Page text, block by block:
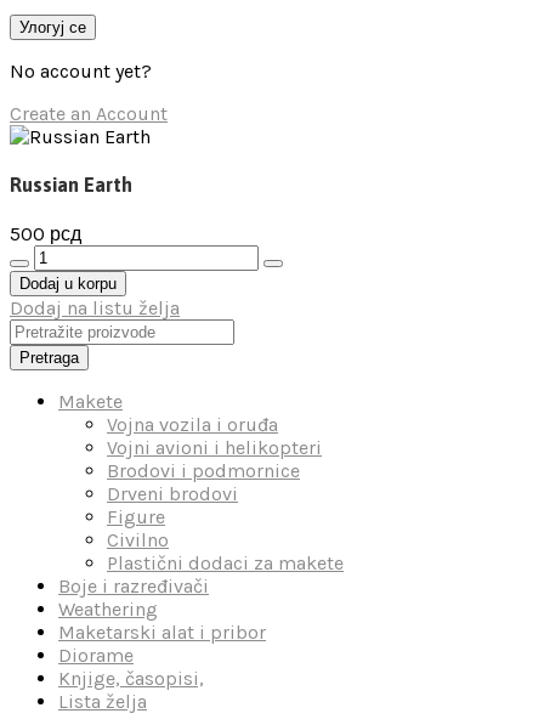
Улогуј се
No account yet?
Create an Account
Russian Earth
500 рсд
Russian
Earth
количина
Dodaj u korpu
Dodaj na listu želja
Pretraga
Makete
Vojna vozila i oruđa
Vojni avioni i helikopteri
Brodovi i podmornice
Drveni brodovi
Figure
Civilno
Plastični dodaci za makete
Boje i razređivači
Weathering
Maketarski alat i pribor
Diorame
Knjige, časopisi,
Lista želja